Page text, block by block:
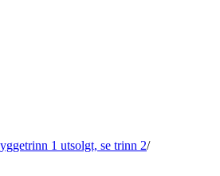
1 utsolgt, se trinn 2/